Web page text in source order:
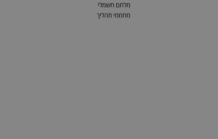
מלחם חשמלי
מחממי תהליך